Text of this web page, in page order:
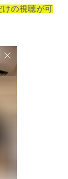
けの視聴が可